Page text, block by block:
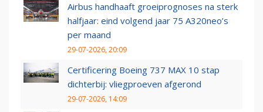
Airbus handhaaft groeiprognoses na sterk
halfjaar: eind volgend jaar 75 A320neo’s
per maand
29-07-2026, 20:09
Certificering Boeing 737 MAX 10 stap
dichterbij: vliegproeven afgerond
29-07-2026, 14:09